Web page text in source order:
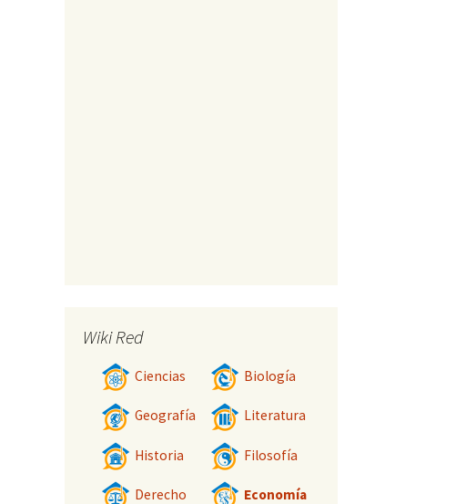
Wiki Red
Ciencias Biología
Geografía Literatura
Historia Filosofía
Derecho Economía